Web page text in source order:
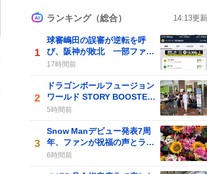
ランキング（総合） 14:13更新
1
球審嶋田の誤審が逆転を呼
び、阪神が敗北 一部ファン
からは批判の声も
17時間前
2
ドラゴンボールフュージョン
ワールド STORY BOOSTER
01」発売、予約完売で店頭販
5時間前
3
Snow Manデビュー発表7周
年、ファンが祝福の声とライ
ブ配信で盛り上がる
6時間前